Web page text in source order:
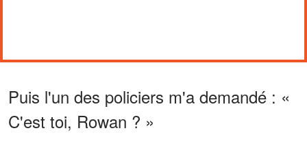
Puis l'un des policiers m'a demandé : «
C'est toi, Rowan ? »